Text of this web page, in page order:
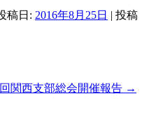
稿日: 2016年8月25日 | 投稿
関西支部総会開催報告 →